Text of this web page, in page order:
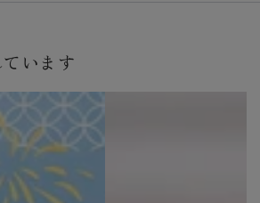
います